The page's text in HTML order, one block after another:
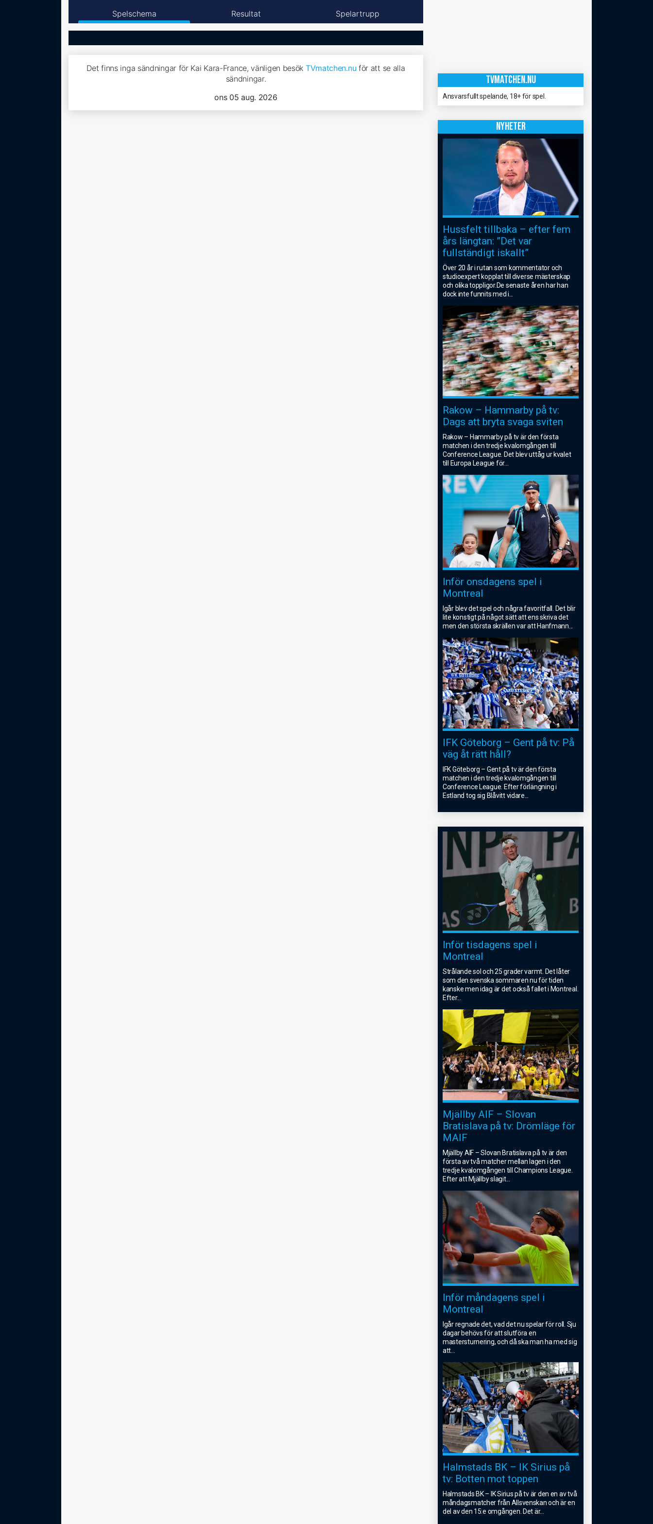
Spelschema Resultat Spelartrupp
Det finns inga sändningar för Kai Kara-France, vänligen besök TVmatchen.nu för att se alla
sändningar.
ons 05 aug. 2026
TVMATCHEN.NU
Ansvarsfullt spelande, 18+ för spel.
NYHETER
Hussfelt tillbaka – efter fem
års längtan: ”Det var
fullständigt iskallt”
Över 20 år i rutan som kommentator och
studioexpert kopplat till diverse mästerskap
och olika toppligor.De senaste åren har han
dock inte funnits med i
Rakow – Hammarby på tv:
Dags att bryta svaga sviten
Rakow – Hammarby på tv är den första
matchen i den tredje kvalomgången till
Conference League. Det blev uttåg ur kvalet
till Europa League för...
Inför onsdagens spel i
Montreal
Igår blev det spel och några favoritfall. Det blir
lite konstigt på något sätt att ens skriva det
men den största skrällen var att Hanfmann
IFK Göteborg – Gent på tv: På
väg åt rätt håll?
IFK Göteborg – Gent på tv är den första
matchen i den tredje kvalomgången till
Conference League. Efter förlängning i
Estland tog sig Blåvitt vidare
Inför tisdagens spel i
Montreal
Strålande sol och 25 grader varmt. Det låter
som den svenska sommaren nu för tiden
kanske men idag är det också fallet i Montreal.
Efter...
Mjällby AIF – Slovan
Bratislava på tv: Drömläge för
MAIF
Mjällby AIF – Slovan Bratislava på tv är den
första av två matcher mellan lagen i den
tredje kvalomgången till Champions League.
Efter att Mjällby slagit...
Inför måndagens spel i
Montreal
Igår regnade det, vad det nu spelar för roll. Sju
dagar behövs för att slutföra en
mastersturnering, och då ska man ha med sig
att...
Halmstads BK – IK Sirius på
tv: Botten mot toppen
Halmstads BK – IK Sirius på tv är den en av två
måndagsmatcher från Allsvenskan och är en
del av den 15:e omgången. Det är...